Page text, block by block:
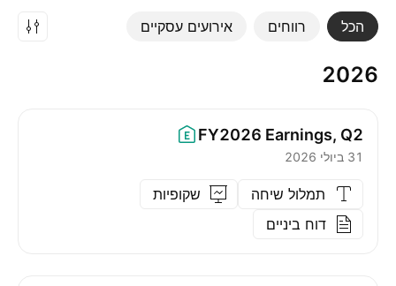
הכל רווחים אירועים עסקיים
2026
Earnings, Q2
FY2026
31 ביולי 2026
תמלול שיחה
שקופיות
דוח ביניים